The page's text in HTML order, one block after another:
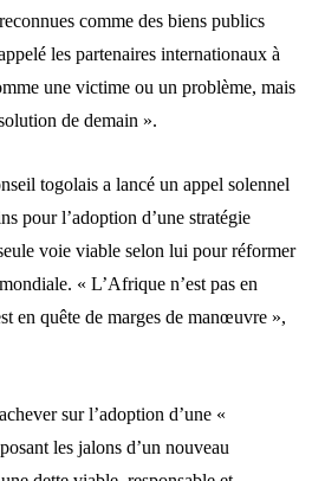
comme des biens publics
les partenaires internationaux à
une victime ou un problème, mais
de demain ».
togolais a lancé un appel solennel
pour l’adoption d’une stratégie
voie viable selon lui pour réformer
« L’Afrique n’est pas en
en quête de marges de manœuvre »,
sur l’adoption d’une «
les jalons d’un nouveau